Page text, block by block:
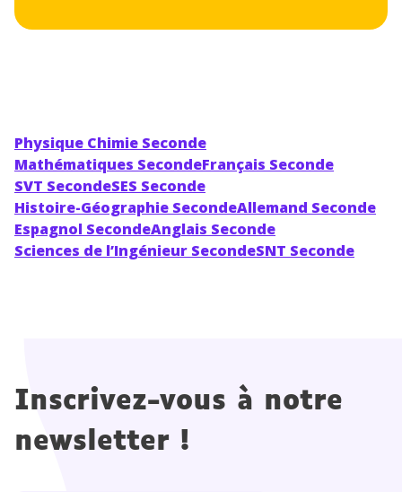
Physique Chimie Seconde
Mathématiques SecondeFrançais Seconde
SVT SecondeSES Seconde
Histoire-Géographie SecondeAllemand Seconde
Espagnol SecondeAnglais Seconde
Sciences de l’Ingénieur SecondeSNT Seconde
Inscrivez-vous à notre
newsletter !